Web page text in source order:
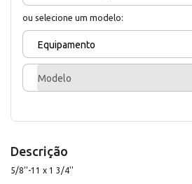
ou selecione um modelo:
Equipamento
Modelo
Descrição
5/8''-11 x 1 3/4''